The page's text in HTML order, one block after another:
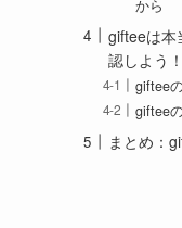
から
gifteeは本
認しよう！
giftee
giftee
まとめ：